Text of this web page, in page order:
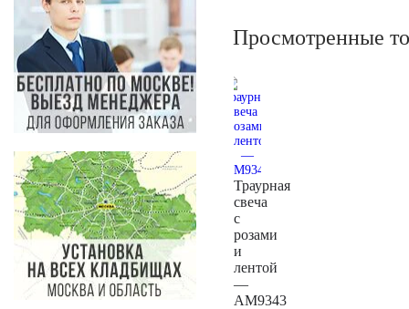
Просмотренные
Траурная
свеча
с
розами
и
лентой
—
AM9343